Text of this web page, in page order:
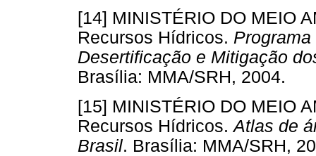
[14] MINISTÉRIO DO MEIO
Recursos Hídricos.
Desertificação e Mitigação
Brasília: MMA/SRH,
[15] MINISTÉRIO DO MEIO
Recursos Hídricos.Atlas de
Brasil. Brasília: MMA/